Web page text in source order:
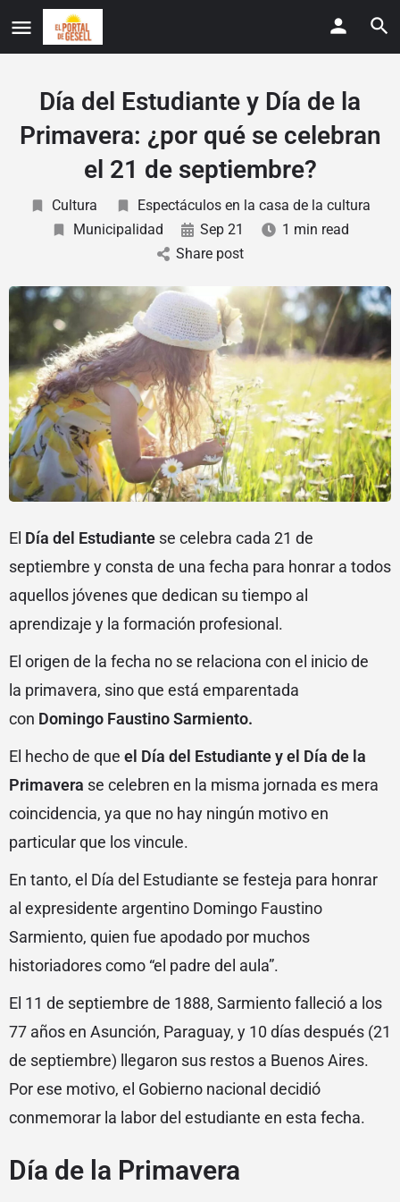
Día del Estudiante y Día de la
Primavera: ¿por qué se celebran
el 21 de septiembre?
Cultura
Espectáculos en la casa de la cultura
Municipalidad
Sep 21
1 min read
Share post
El Día del Estudiante se celebra cada 21 de
septiembre y consta de una fecha para honrar a todos
aquellos jóvenes que dedican su tiempo al
aprendizaje y la formación profesional.
El origen de la fecha no se relaciona con el inicio de
la primavera, sino que está emparentada
con Domingo Faustino Sarmiento.
El hecho de que el Día del Estudiante y el Día de la
Primavera se celebren en la misma jornada es mera
coincidencia, ya que no hay ningún motivo en
particular que los vincule.
En tanto, el Día del Estudiante se festeja para honrar
al expresidente argentino Domingo Faustino
Sarmiento, quien fue apodado por muchos
historiadores como “el padre del aula”.
El 11 de septiembre de 1888, Sarmiento falleció a los
77 años en Asunción, Paraguay, y 10 días después (21
de septiembre) llegaron sus restos a Buenos Aires.
Por ese motivo, el Gobierno nacional decidió
conmemorar la labor del estudiante en esta fecha.
Día de la Primavera